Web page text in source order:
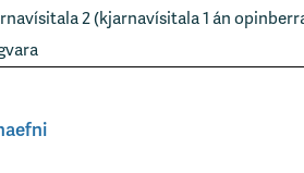
2 (kjarnavísitala 1 án